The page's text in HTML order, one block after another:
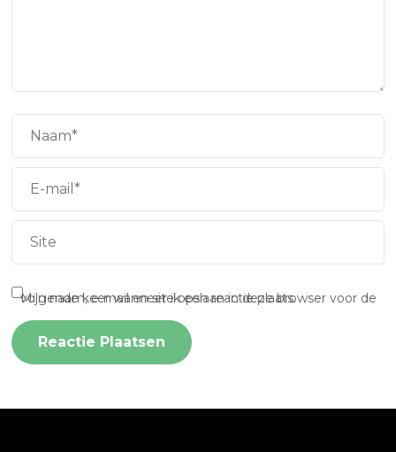
Mijn naam, e-mail en site opslaan in deze browser voor de volgende keer wanneer ik een reactie plaats.